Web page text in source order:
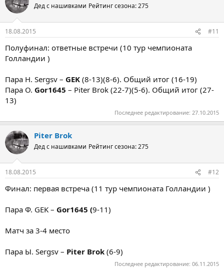
Дед с нашивками Рейтинг сезона: 275
18.08.2015 #11
Полуфинал: ответные встречи (10 тур чемпионата
Голландии )
Пара Н. Sergsv – GEK (8-13)(8-6). Общий итог (16-19)
Пара О. Gor1645 – Piter Brok (22-7)(5-6). Общий итог (27-
13)
Последнее редактирование: 27.10.2015
Piter Brok
Дед с нашивками Рейтинг сезона: 275
18.08.2015 #12
Финал: первая встреча (11 тур чемпионата Голландии )
Пара Ф. GEK – Gor1645 (9-11)
Матч за 3-4 место
Пара Ы. Sergsv – Piter Brok (6-9)
Последнее редактирование: 06.11.2015